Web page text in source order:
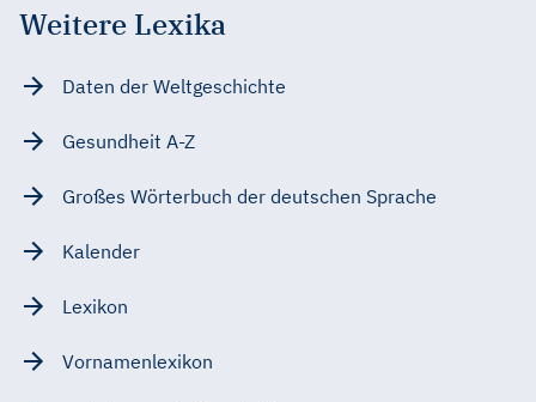
Weitere Lexika
Daten der Weltgeschichte
Gesundheit A-Z
Großes Wörterbuch der deutschen Sprache
Kalender
Lexikon
Vornamenlexikon